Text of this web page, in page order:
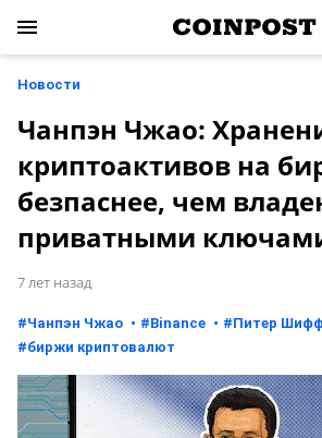
Новости
Чанпэн Чжао:
криптоактивов на
безпаснее, чем
приватными
7 лет назад
#Чанпэн Чжао #Binance #Питер
#биржи криптовалют